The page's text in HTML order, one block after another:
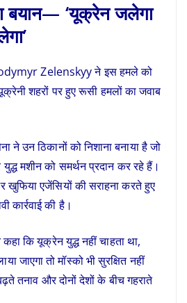
बयान— ‘यूक्रेन जलेगा
Zelenskyyने इस हमले को
शहरों पर हुए रूसी हमलों का जवाब
ने उन ठिकानों को निशाना बनाया है जो
मशीन को समर्थन प्रदान कर रहे हैं।
एजेंसियों की सराहना करते हुए
कार्रवाई की है।
कि यूक्रेन युद्ध नहीं चाहता था,
जाएगा तो मॉस्को भी सुरक्षित नहीं
तनाव और दोनों देशों के बीच गहराते